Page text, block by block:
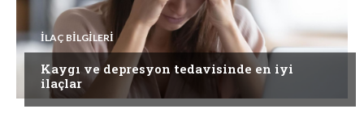
İLAÇ BILGILERI
Kaygı ve depresyon tedavisinde en iyi
ilaçlar